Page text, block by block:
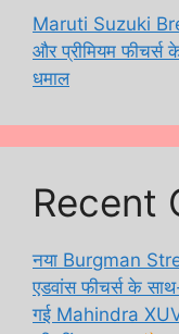
Maruti Suzuki
और प्रीमियम फीचर्स
धमाल
Recent
नया Burgman
एडवांस फीचर्स के
गई Mahindra